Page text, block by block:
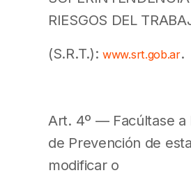
RIESGOS DEL
(S.R.T.): www.srt.gob.ar.
Art. 4º — Facúltase a
de Prevención de
modificar o